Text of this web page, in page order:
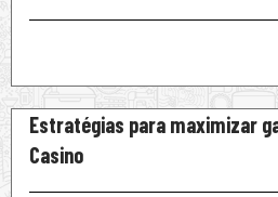
Estratégias para maximizar
Casino